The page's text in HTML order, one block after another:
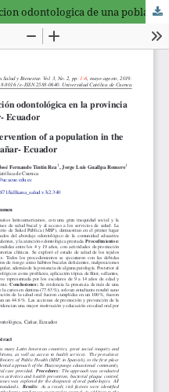
Condiciones bucales e intervencion odontologica de una población en la provincia de Cañar- Ecuador